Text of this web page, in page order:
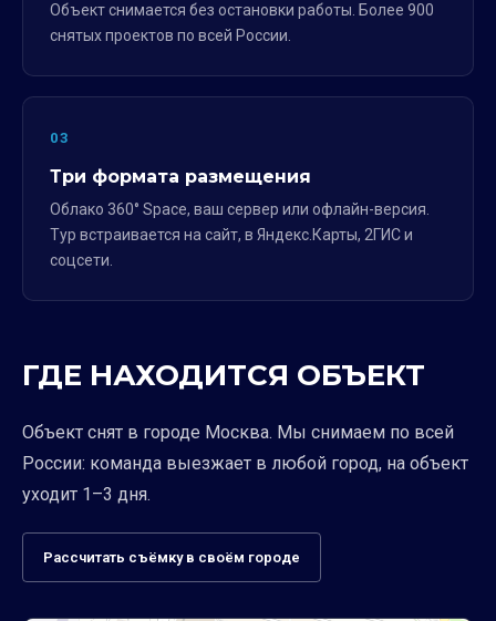
Объект снимается без остановки работы. Более 900
снятых проектов по всей России.
03
Три формата размещения
Облако 360° Space, ваш сервер или офлайн-версия.
Тур встраивается на сайт, в Яндекс.Карты, 2ГИС и
соцсети.
ГДЕ НАХОДИТСЯ ОБЪЕКТ
Объект снят в городе Москва. Мы снимаем по всей
России: команда выезжает в любой город, на объект
уходит 1–3 дня.
Рассчитать съёмку в своём городе